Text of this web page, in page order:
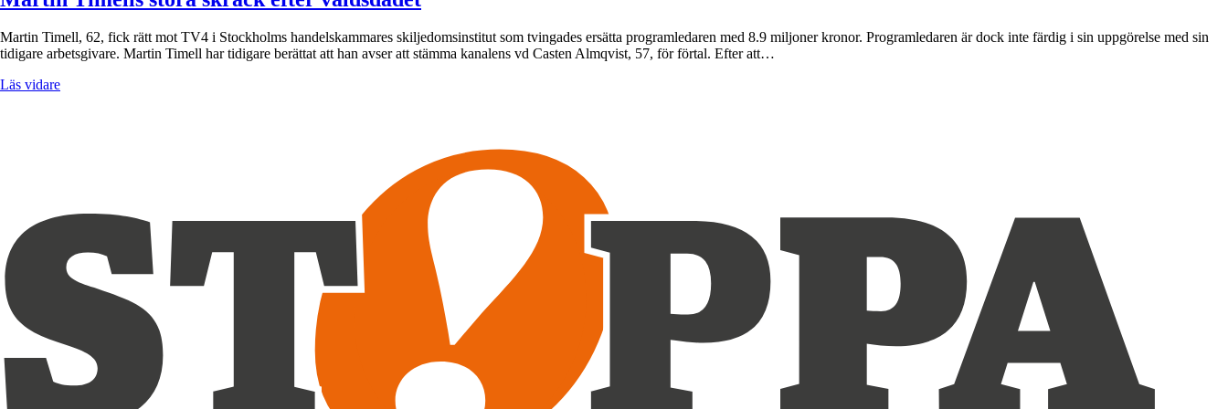
Martin Timell, 62, fick rätt mot TV4 i Stockholms handelskammares skiljedomsinstitut som tvingades ersätta programledaren med 8.9 miljoner kronor. Programledaren är dock inte färdig i sin uppgörelse med sin
tidigare arbetsgivare. Martin Timell har tidigare berättat att han avser att stämma kanalens vd Casten Almqvist, 57, för förtal. Efter att…
Läs vidare